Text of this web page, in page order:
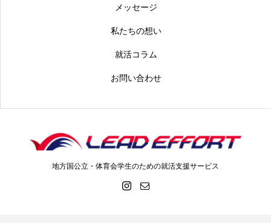
メッセージ
私たちの想い
就活コラム
お問い合わせ
地方国公立・体育会学生のための就活支援サービス